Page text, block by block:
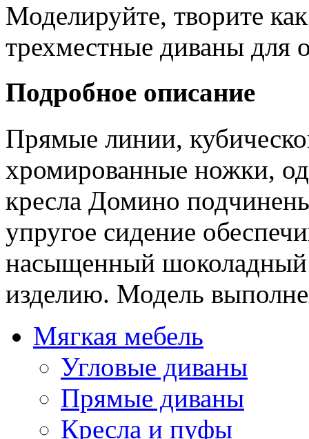
Моделируйте, творите
трехместные диваны для
Подробное описание
Прямые линии,
хромированные ножки,
кресла Домино
упругое сидение
насыщенный шоколадный
изделию. Модель
Мягкая мебель
Угловые диваны
Прямые диваны
Кресла и пуфы